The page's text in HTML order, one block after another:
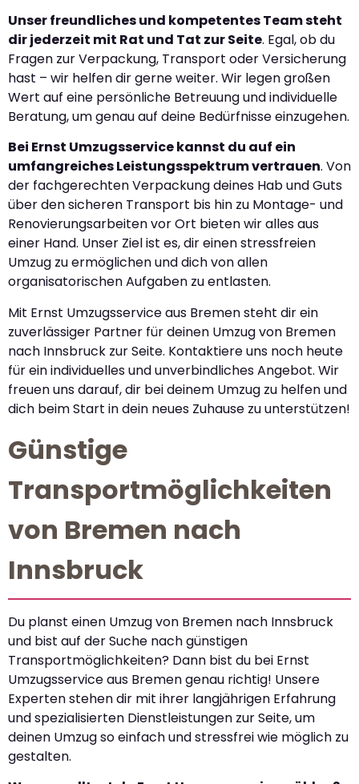
Unser freundliches und kompetentes Team steht
dir jederzeit mit Rat und Tat zur Seite. Egal, ob du
Fragen zur Verpackung, Transport oder Versicherung
hast – wir helfen dir gerne weiter. Wir legen großen
Wert auf eine persönliche Betreuung und individuelle
Beratung, um genau auf deine Bedürfnisse einzugehen.
Bei Ernst Umzugsservice kannst du auf ein
umfangreiches Leistungsspektrum vertrauen. Von
der fachgerechten Verpackung deines Hab und Guts
über den sicheren Transport bis hin zu Montage- und
Renovierungsarbeiten vor Ort bieten wir alles aus
einer Hand. Unser Ziel ist es, dir einen stressfreien
Umzug zu ermöglichen und dich von allen
organisatorischen Aufgaben zu entlasten.
Mit Ernst Umzugsservice aus Bremen steht dir ein
zuverlässiger Partner für deinen Umzug von Bremen
nach Innsbruck zur Seite. Kontaktiere uns noch heute
für ein individuelles und unverbindliches Angebot. Wir
freuen uns darauf, dir bei deinem Umzug zu helfen und
dich beim Start in dein neues Zuhause zu unterstützen!
Günstige
Transportmöglichkeiten
von Bremen nach
Innsbruck
Du planst einen Umzug von Bremen nach Innsbruck
und bist auf der Suche nach günstigen
Transportmöglichkeiten? Dann bist du bei Ernst
Umzugsservice aus Bremen genau richtig! Unsere
Experten stehen dir mit ihrer langjährigen Erfahrung
und spezialisierten Dienstleistungen zur Seite, um
deinen Umzug so einfach und stressfrei wie möglich zu
gestalten.